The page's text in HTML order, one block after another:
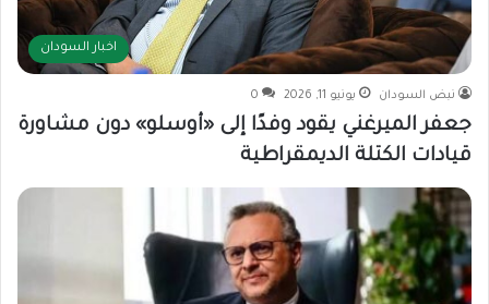
اخبار السودان
نبض السودان يونيو 11, 2026 0
جعفر الميرغني يقود وفدًا إلى «أوسلو» دون مشاورة
قيادات الكتلة الديمقراطية